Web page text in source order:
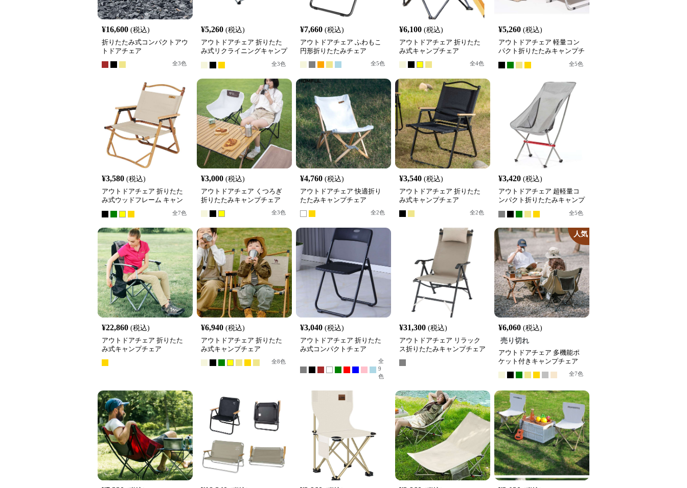
¥16,600 (税込)
折りたたみ式コンパクトアウ
トドアチェア
全3色
¥5,260 (税込)
アウトドアチェア 折りたた
み式リクライニングキャンプ
全3色
¥7,660 (税込)
アウトドアチェア ふわもこ
円形折りたたみチェア
全5色
¥6,100 (税込)
アウトドアチェア 折りたた
み式キャンプチェア
全4色
¥5,260 (税込)
アウトドアチェア 軽量コン
パクト折りたたみキャンプチ
全5色
¥3,580 (税込)
アウトドアチェア 折りたた
み式ウッドフレーム キャン
全7色
¥3,000 (税込)
アウトドアチェア くつろぎ
折りたたみキャンプチェア
全3色
¥4,760 (税込)
アウトドアチェア 快適折り
たたみキャンプチェア
全2色
¥3,540 (税込)
アウトドアチェア 折りたた
み式キャンプチェア
全2色
¥3,420 (税込)
アウトドアチェア 超軽量コ
ンパクト折りたたみキャンプ
全5色
¥22,860 (税込)
アウトドアチェア 折りたた
み式キャンプチェア
¥6,940 (税込)
アウトドアチェア 折りたた
み式キャンプチェア
全8色
¥3,040 (税込)
アウトドアチェア 折りたた
み式コンパクトチェア
全
9
色
¥31,300 (税込)
アウトドアチェア リラック
ス折りたたみキャンプチェア
人気
¥6,060 (税込)
売り切れ
アウトドアチェア 多機能ポ
ケット付きキャンプチェア
全7色